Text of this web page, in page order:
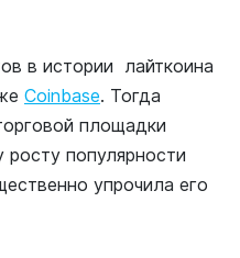
в истории лайткоина
Coinbase. Тогда
площадки
популярности
упрочила его